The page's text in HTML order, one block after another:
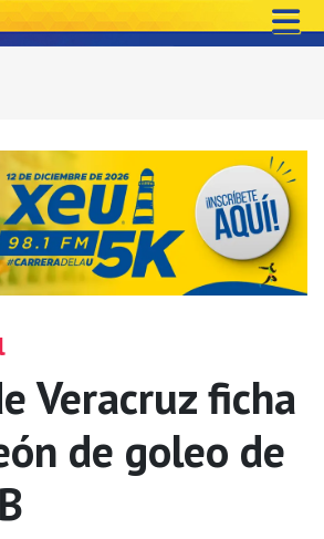
Veracruz ficha
de goleo de